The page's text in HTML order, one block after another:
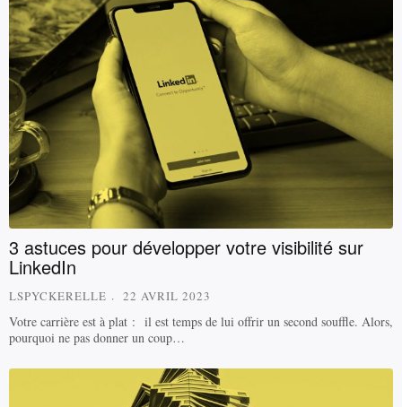
3 astuces pour développer votre visibilité sur
LinkedIn
LSPYCKERELLE 22 AVRIL 2023
Votre carrière est à plat : il est temps de lui offrir un second souffle. Alors,
pourquoi ne pas donner un coup…